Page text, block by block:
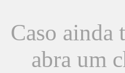
Caso ainda
abra um